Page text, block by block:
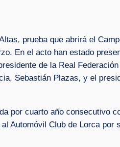
prueba que abrirá el
En el acto han estado
de la Real
Sebastián Plazas, y el
por cuarto año consecutivo
Automóvil Club de Lorca por